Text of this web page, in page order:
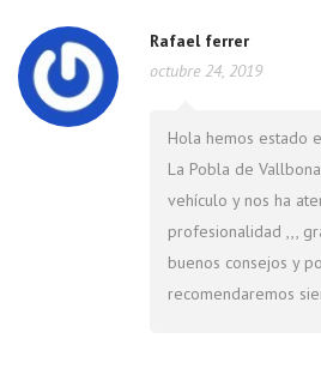
Rafael ferrer
octubre 24, 2019
Hola hemos estado
La Pobla de
vehículo y nos ha
profesionalidad ,,,
buenos consejos y
recomendaremos